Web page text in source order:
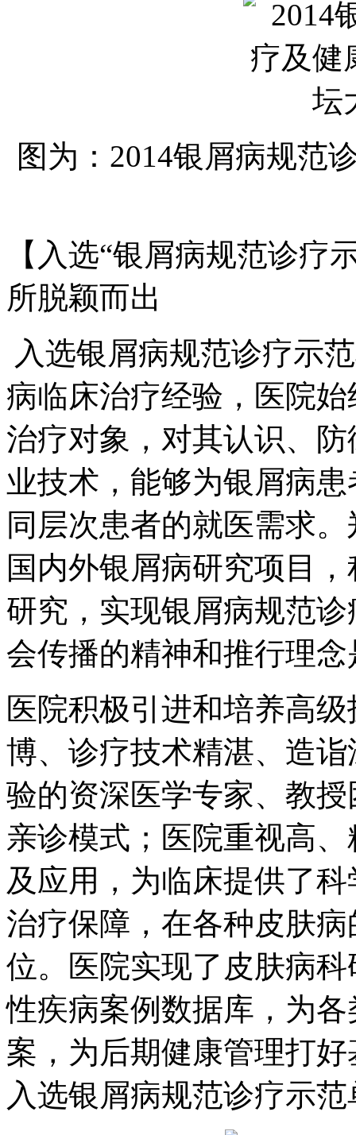
图为：2014银屑病规范
【入选“银屑病规范诊疗
所脱颖而出
入选银屑病规范诊疗示
病临床治疗经验，医院
治疗对象，对其认识、
业技术，能够为银屑病
同层次患者的就医需求
国内外银屑病研究项目
研究，实现银屑病规范
会传播的精神和推行理
医院积极引进和培养高
博、诊疗技术精湛、造
验的资深医学专家、教
亲诊模式；医院重视高
及应用，为临床提供了
治疗保障，在各种皮肤
位。医院实现了皮肤病
性疾病案例数据库，为
案，为后期健康管理打
入选银屑病规范诊疗示